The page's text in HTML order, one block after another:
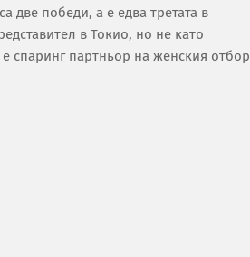
две победи, а е едва третата в
в Токио, но не като
спаринг партньор на женския отбор